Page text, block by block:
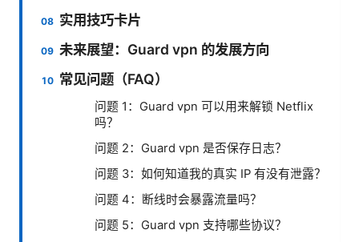
实用技巧卡片
未来展望：Guard vpn 的发展方向
常见问题（FAQ）
问题 1：Guard vpn 可以用来解锁 Netflix
吗？
问题 2：Guard vpn 是否保存日志？
问题 3：如何知道我的真实 IP 有没有泄露？
问题 4：断线时会暴露流量吗？
问题 5：Guard vpn 支持哪些协议？